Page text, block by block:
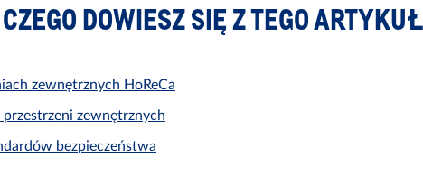
CZEGO DOWIESZ SIĘ Z TEGO
zewnętrznych HoReCa
zewnętrznych
bezpieczeństwa